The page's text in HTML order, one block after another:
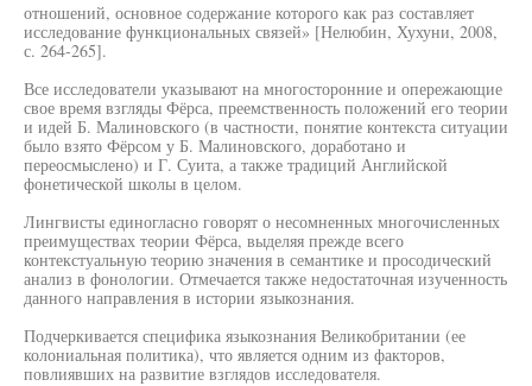
отношений, основное содержание которого как раз составляет
исследование функциональных связей» [Нелюбин, Хухуни, 2008,
с. 264-265].
Все исследователи указывают на многосторонние и опережающие
свое время взгляды Фёрса, преемственность положений его теории
и идей Б. Малиновского (в частности, понятие контекста ситуации
было взято Фёрсом у Б. Малиновского, доработано и
переосмыслено) и Г. Суита, а также традиций Английской
фонетической школы в целом.
Лингвисты единогласно говорят о несомненных многочисленных
преимуществах теории Фёрса, выделяя прежде всего
контекстуальную теорию значения в семантике и просодический
анализ в фонологии. Отмечается также недостаточная изученность
данного направления в истории языкознания.
Подчеркивается специфика языкознания Великобритании (ее
колониальная политика), что является одним из факторов,
повлиявших на развитие взглядов исследователя.